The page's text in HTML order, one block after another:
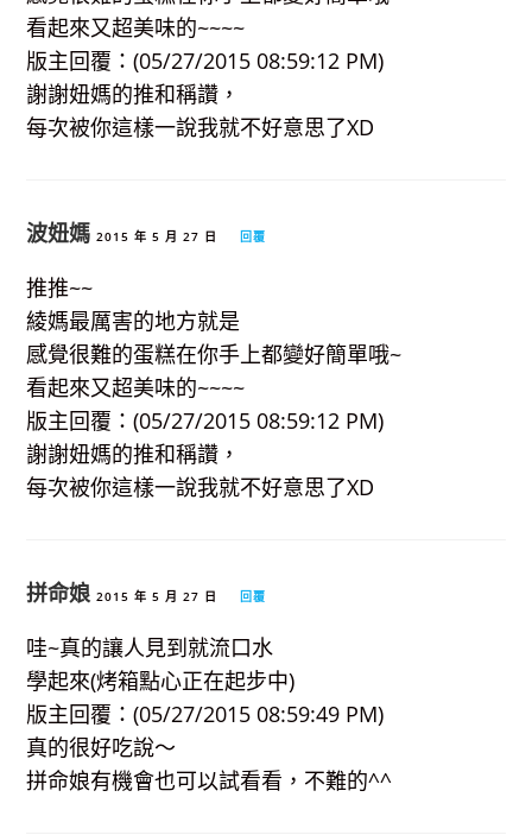
看起來又超美味的~~~~
版主回覆：(05/27/2015 08:59:12 PM)
謝謝妞媽的推和稱讚，
每次被你這樣一說我就不好意思了XD
波妞媽 2015 年 5 月 27 日 回覆
推推~~
綾媽最厲害的地方就是
感覺很難的蛋糕在你手上都變好簡單哦~
看起來又超美味的~~~~
版主回覆：(05/27/2015 08:59:12 PM)
謝謝妞媽的推和稱讚，
每次被你這樣一說我就不好意思了XD
拼命娘 2015 年 5 月 27 日 回覆
哇~真的讓人見到就流口水
學起來(烤箱點心正在起步中)
版主回覆：(05/27/2015 08:59:49 PM)
真的很好吃說～
拼命娘有機會也可以試看看，不難的^^